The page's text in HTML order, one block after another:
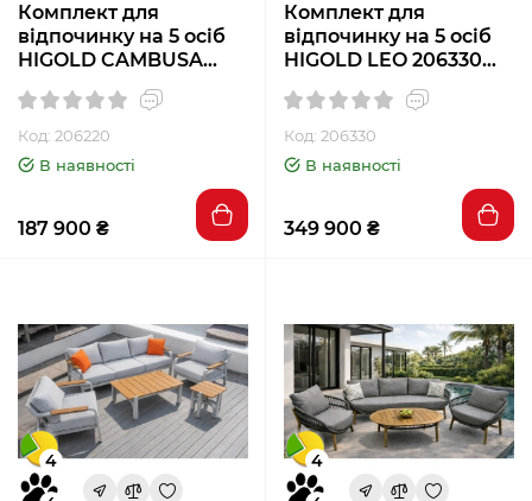
Комплект для
відпочинку на 5 осіб
HIGOLD CAMBUSA
206220 сірий
Код: 206220
В наявності
187 900 ₴
Комплект для
відпочинку на 5 осіб
HIGOLD LEO 206330
Код: 206330
В наявності
349 900 ₴
4
4